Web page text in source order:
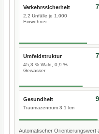
Verkehrssicherheit
2,2 Unfälle je 1.000
Einwohner
Umfeldstruktur
45,3 % Wald, 0,9 %
Gewässer
Gesundheit
Traumazentrum 3,1 km
Automatischer Orientierungswert